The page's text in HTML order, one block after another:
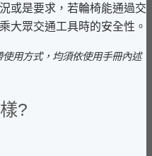
或是要求，若輪椅能通過交
大眾交通工具時的安全性。
用方式，均須依使用手冊內述
?